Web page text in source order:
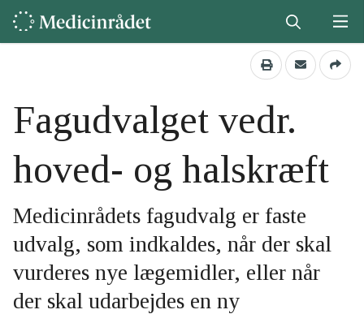
Fagudvalget vedr.
hoved- og halskræft
Medicinrådets fagudvalg er faste
udvalg, som indkaldes, når der skal
vurderes nye lægemidler, eller når
der skal udarbejdes en ny